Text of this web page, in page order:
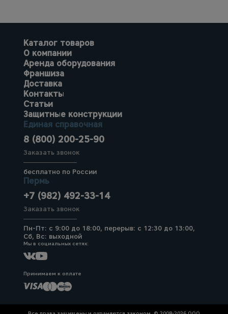
Каталог товаров
О компании
Аренда оборудования
Франшиза
Доставка
Контакты
Статьи
Защитные конструкции
Единая справочная
8 (800) 200-25-90
Заказать звонок
бесплатно по России
Пермь
+7 (982) 492-33-14
Заказать звонок
Пн-Пт: с 9:00 до 18:00, перерыв: с 12:30 до 13:00,
Сб, Вс: выходной
Мы в социальных сетях:
Принимаем к оплате